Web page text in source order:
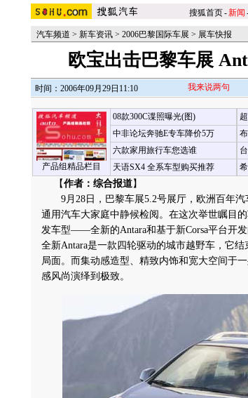
搜狐首页-新闻
汽车频道 > 新车资讯 > 2006巴黎国际车展 > 展车快报
欧宝出击巴黎车展
时间：2006年09月29日11:10 我来说两句
产品组精品栏目
08款300C谍照曝光(图)
中非论坛奔驰E专车降价5万
六款家用旅行车您选谁
天语SX4 全系车型购买推荐
【作者：综合报道】
9月28日，巴黎车展5.2号展厅，欧洲百年汽
通用汽车大家庭中静候检阅。在这次举世瞩目
发车型——全新的Antara和基于新Corsa平台开
全新Antara是一款四轮驱动的城市越野车，它
局面。而集动感造型、精致内饰和宽大空间于
感风尚演绎到极致。